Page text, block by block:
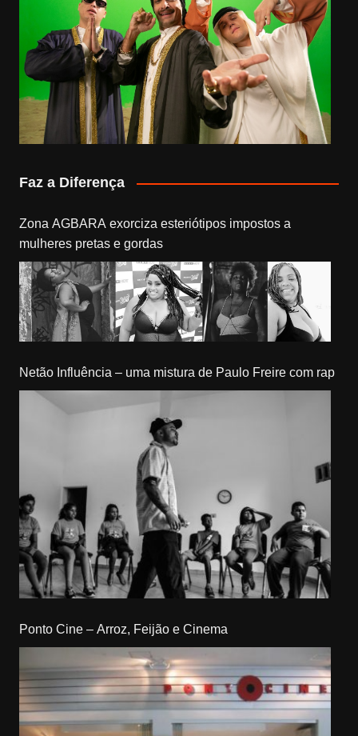
Faz a Diferença
Zona AGBARA exorciza esteriótipos impostos a
mulheres pretas e gordas
Netão Influência – uma mistura de Paulo Freire com rap
Ponto Cine – Arroz, Feijão e Cinema